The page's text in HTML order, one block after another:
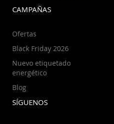
CAMPAÑAS
Ofertas
Black Friday 2026
Nuevo etiquetado
energético
Blog
SÍGUENOS